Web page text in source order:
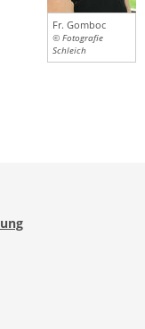
Fr. Gomboc
© Fotografie
Schleich